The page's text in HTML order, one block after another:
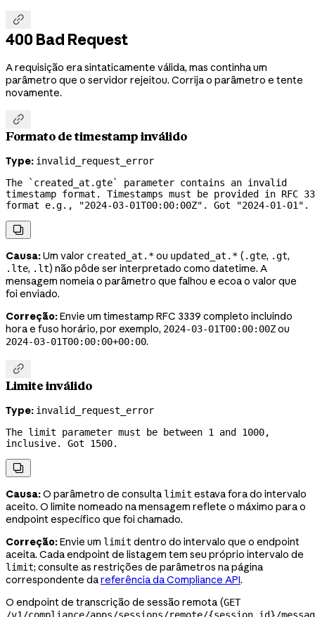

400 Bad Request
A requisição era sintaticamente válida, mas continha um
parâmetro que o servidor rejeitou. Corrija o parâmetro e tente
novamente.

Formato de timestamp inválido
Type: invalid_request_error
The `created_at.gte` parameter contains an invalid
timestamp format. Timestamps must be provided in RFC
format e.g., "2024-03-01T00:00:00Z". Got
"2024-01-01".

Causa:Um valor created_at.*ou updated_at.* ( .gte, .gt,
.lte, .lt) não pôde ser interpretado como datetime. A
mensagem nomeia o parâmetro que falhou e ecoa o valor que
foi enviado.
Correção:Envie um timestamp RFC 3339 completo incluindo
hora e fuso horário, por exemplo, 2024-03-01T00:00:00Zou
2024-03-01T00:00:00+00:00.

Limite inválido
Type: invalid_request_error
The limit parameter must be between 1 and 1000,
inclusive. Got 1500.

Causa:O parâmetro de consulta limit estava fora do intervalo
aceito. O limite nomeado na mensagem reflete o máximo para o
endpoint específico que foi chamado.
Correção:Envie um limit dentro do intervalo que o endpoint
aceita. Cada endpoint de listagem tem seu próprio intervalo de
limit; consulte as restrições de parâmetros na página
correspondente dareferência da Compliance API.
O endpoint de transcrição de sessão remota (GET